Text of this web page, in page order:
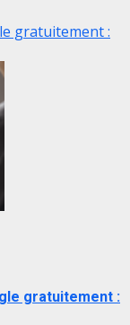
gratuitement :
gratuitement :